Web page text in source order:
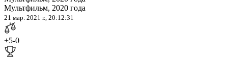
Мультфильм, 2020 года
21 мар. 2021 г., 20:12:31
+5-0